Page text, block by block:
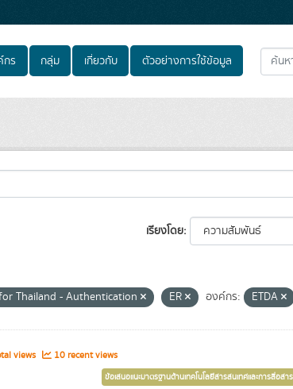
กร กลุ่ม เกี่ยวกับ ตัวอย่างการใช้ข้อมูล
เรียงโดย
Thailand - Authentication ER องค์กร: ETDA
views 10 recent views
ข้อเสนอแนะมาตรฐานด้านเทคโนโลยีสารสนเทศและการสื่อสา